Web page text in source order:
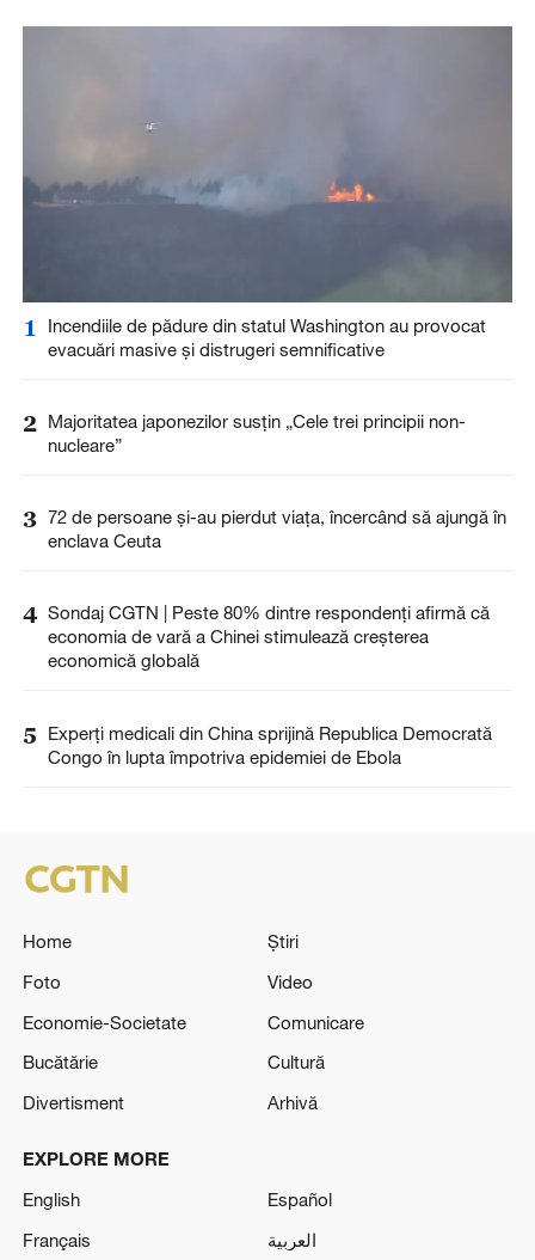
1
Incendiile de pădure din statul Washington au provocat
evacuări masive și distrugeri semnificative
2 Majoritatea japonezilor susțin „Cele trei principii non-
nucleare”
3 72 de persoane și-au pierdut viața, încercând să ajungă în
enclava Ceuta
4 Sondaj CGTN | Peste 80% dintre respondenți afirmă că
economia de vară a Chinei stimulează creșterea
economică globală
5
Experți medicali din China sprijină Republica Democrată
Congo în lupta împotriva epidemiei de Ebola
Home
Știri
Foto
Video
Economie-Societate
Comunicare
Bucătărie
Cultură
Divertisment
Arhivă
EXPLORE MORE
English
Español
Français
العربية